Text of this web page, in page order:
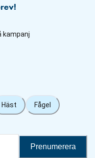
kampanj
Häst Fågel
Prenumerera